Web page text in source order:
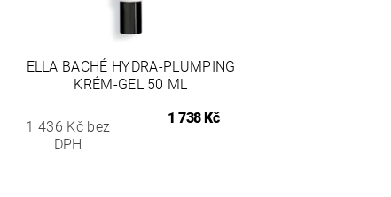
ELLA BACHÉ HYDRA-PLUMPING
KRÉM-GEL 50 ML
1 436 Kč bez
DPH
1 738 Kč